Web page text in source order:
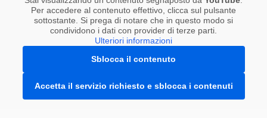
Per accedere al contenuto effettivo, clicca sul pulsante
sottostante. Si prega di notare che in questo modo si
condividono i dati con provider di terze parti.
Ulteriori informazioni
Sblocca il contenuto
Accetta il servizio richiesto e sblocca i contenuti